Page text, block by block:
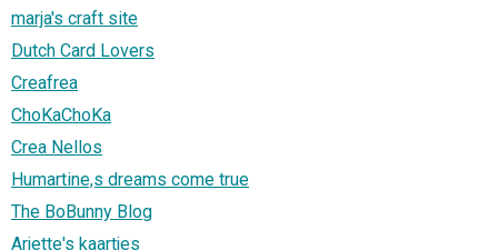
marja's craft site
Dutch Card Lovers
Creafrea
ChoKaChoKa
Crea Nellos
Humartine,s dreams come true
The BoBunny Blog
Arjette's kaartjes